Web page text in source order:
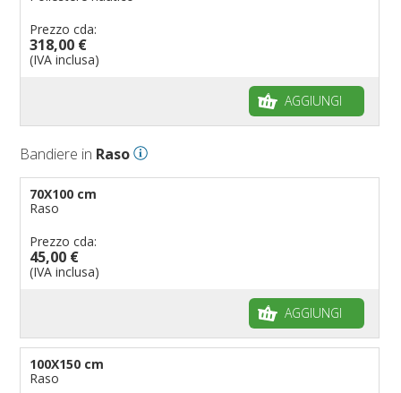
Prezzo cda:
318,00 €
(IVA inclusa)
AGGIUNGI
Bandiere in Raso
70X100 cm
Raso
Prezzo cda:
45,00 €
(IVA inclusa)
AGGIUNGI
100X150 cm
Raso